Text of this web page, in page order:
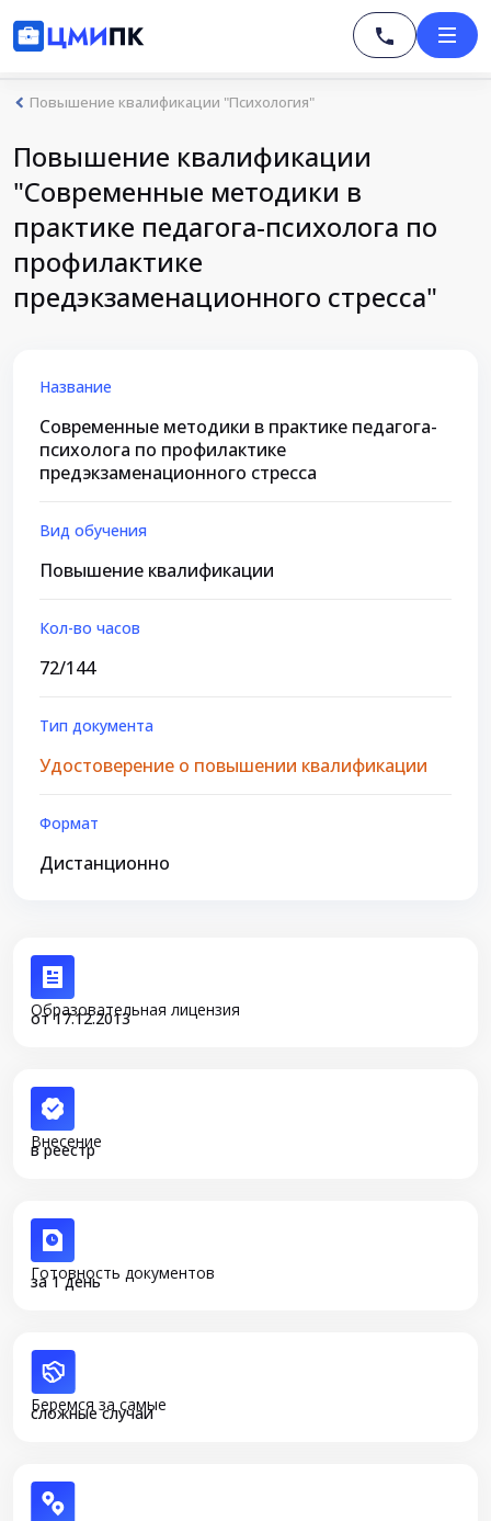
Повышение квалификации "Психология"
Повышение квалификации
"Современные методики в
практике педагога-психолога по
профилактике
предэкзаменационного стресса"
Название
Современные методики в практике педагога-
психолога по профилактике
предэкзаменационного стресса
Вид обучения
Повышение квалификации
Кол-во часов
72/144
Тип документа
Удостоверение о повышении квалификации
Формат
Дистанционно
Образовательная лицензия
от 17.12.2013
Внесение
в реестр
Готовность документов
за 1 день
Беремся за самые
сложные случаи